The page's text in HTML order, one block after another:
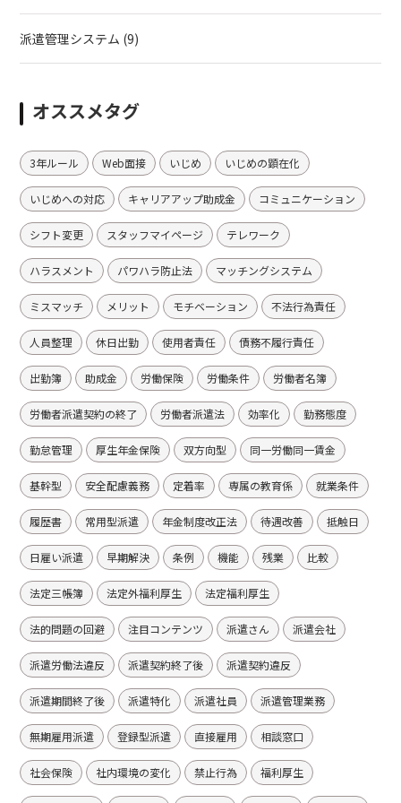
派遣管理システム (9)
オススメタグ
3年ルール Web面接 いじめ いじめの顕在化
いじめへの対応 キャリアアップ助成金 コミュニケーション
シフト変更 スタッフマイページ テレワーク
ハラスメント パワハラ防止法 マッチングシステム
ミスマッチ メリット モチベーション 不法行為責任
人員整理 休日出勤 使用者責任 債務不履行責任
出勤簿 助成金 労働保険 労働条件 労働者名簿
労働者派遣契約の終了 労働者派遣法 効率化 勤務態度
勤怠管理 厚生年金保険 双方向型 同一労働同一賃金
基幹型 安全配慮義務 定着率 専属の教育係 就業条件
履歴書 常用型派遣 年金制度改正法 待遇改善 抵触日
日雇い派遣 早期解決 条例 機能 残業 比較
法定三帳簿 法定外福利厚生 法定福利厚生
法的問題の回避 注目コンテンツ 派遣さん 派遣会社
派遣労働法違反 派遣契約終了後 派遣契約違反
派遣期間終了後 派遣特化 派遣社員 派遣管理業務
無期雇用派遣 登録型派遣 直接雇用 相談窓口
社会保険 社内環境の変化 禁止行為 福利厚生